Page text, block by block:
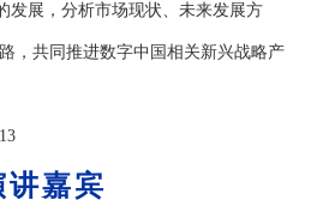
发展，分析市场现状、未来发展方
，共同推进数字中国相关新兴战略产
讲嘉宾